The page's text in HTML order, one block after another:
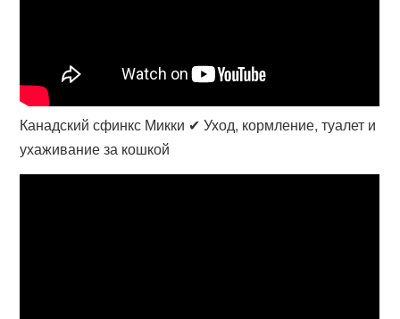
Канадский сфинкс Микки ✔ Уход, кормление, туалет и
ухаживание за кошкой